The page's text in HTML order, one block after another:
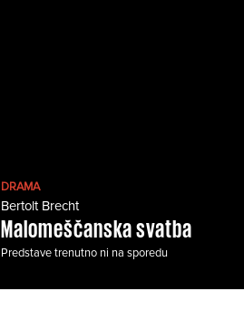
DRAMA
Bertolt Brecht
Malomeščanska svatba
Predstave trenutno ni na sporedu